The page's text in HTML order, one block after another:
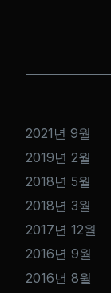
2021년 9월
2019년 2월
2018년 5월
2018년 3월
2017년 12월
2016년 9월
2016년 8월